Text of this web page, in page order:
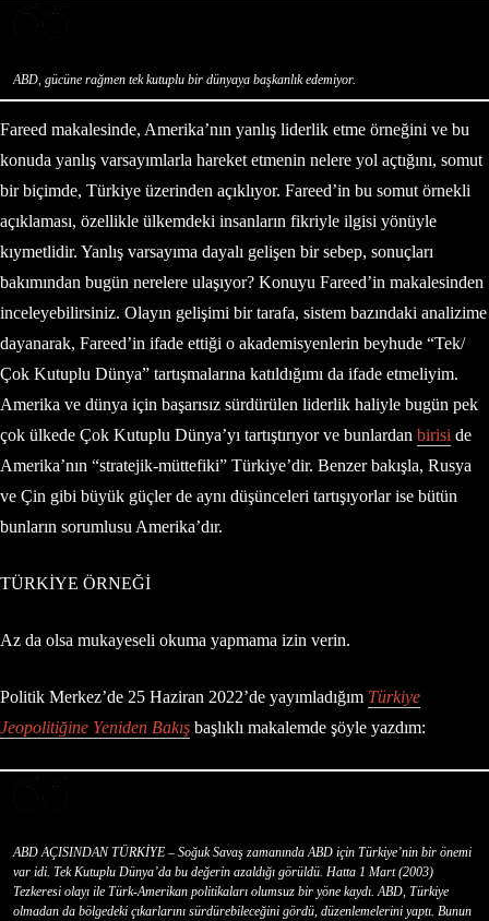
ABD, gücüne rağmen tek kutuplu bir dünyaya başkanlık edemiyor.
Fareed makalesinde, Amerika’nın yanlış liderlik etme örneğini ve bu
konuda yanlış varsayımlarla hareket etmenin nelere yol açtığını, somut
bir biçimde, Türkiye üzerinden açıklıyor. Fareed’in bu somut örnekli
açıklaması, özellikle ülkemdeki insanların fikriyle ilgisi yönüyle
kıymetlidir. Yanlış varsayıma dayalı gelişen bir sebep, sonuçları
bakımından bugün nerelere ulaşıyor? Konuyu Fareed’in makalesinden
inceleyebilirsiniz. Olayın gelişimi bir tarafa, sistem bazındaki analizime
dayanarak, Fareed’in ifade ettiği o akademisyenlerin beyhude “Tek/
Çok Kutuplu Dünya” tartışmalarına katıldığımı da ifade etmeliyim.
Amerika ve dünya için başarısız sürdürülen liderlik haliyle bugün pek
çok ülkede Çok Kutuplu Dünya’yı tartıştırıyor ve bunlardan birisi de
Amerika’nın “stratejik-müttefiki” Türkiye’dir. Benzer bakışla, Rusya
ve Çin gibi büyük güçler de aynı düşünceleri tartışıyorlar ise bütün
bunların sorumlusu Amerika’dır.
TÜRKİYE ÖRNEĞİ
Az da olsa mukayeseli okuma yapmama izin verin.
Politik Merkez’de 25 Haziran 2022’de yayımladığım Türkiye
Jeopolitiğine Yeniden Bakış başlıklı makalemde şöyle yazdım:
ABD AÇISINDAN TÜRKİYE – Soğuk Savaş zamanında ABD için Türkiye’nin bir önemi
var idi. Tek Kutuplu Dünya’da bu değerin azaldığı görüldü. Hatta 1 Mart (2003)
Tezkeresi olayı ile Türk-Amerikan politikaları olumsuz bir yöne kaydı. ABD, Türkiye
olmadan da bölgedeki çıkarlarını sürdürebileceğini gördü, düzenlemelerini yaptı. Bunun